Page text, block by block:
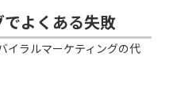
よくある失敗
イラルマーケティングの代